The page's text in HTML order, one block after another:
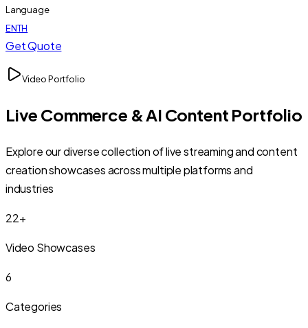
Language
ENTH
Get Quote
Video Portfolio
Live Commerce & AI Content Portfolio
Explore our diverse collection of live streaming and content
creation showcases across multiple platforms and
industries
22+
Video Showcases
6
Categories